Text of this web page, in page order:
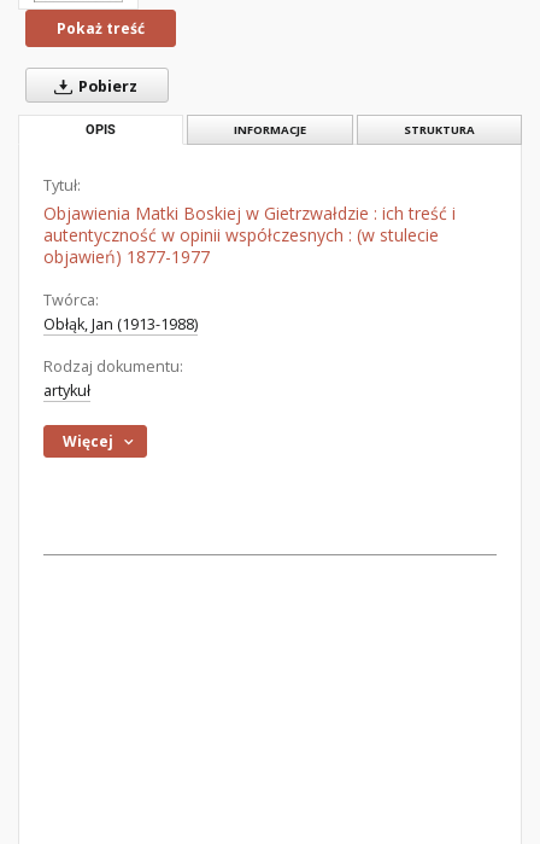
Pokaż treść
Pobierz
OPIS INFORMACJE STRUKTURA
Tytuł:
Objawienia Matki Boskiej w Gietrzwałdzie : ich treść i
autentyczność w opinii współczesnych : (w stulecie
objawień) 1877-1977
Twórca:
Obłąk, Jan (1913-1988)
Rodzaj dokumentu:
artykuł
Więcej